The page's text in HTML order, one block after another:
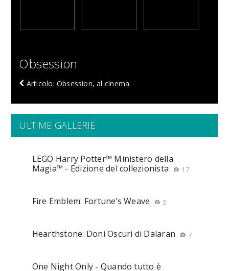
Obsession
Articolo: Obsession, al cinema
ULTIME GALLERIE
LEGO Harry Potter™ Ministero della
Magia™ - Edizione del collezionista
17
Fire Emblem: Fortune’s Weave 5
Hearthstone: Doni Oscuri di Dalaran 7
One Night Only - Quando tutto è